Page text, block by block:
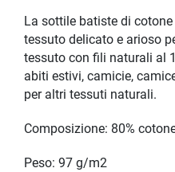
La sottile batiste di
tessuto delicato e arioso
tessuto con fili naturali al
abiti estivi, camicie,
per altri tessuti naturali.
Composizione: 80%
Peso: 97 g/m2